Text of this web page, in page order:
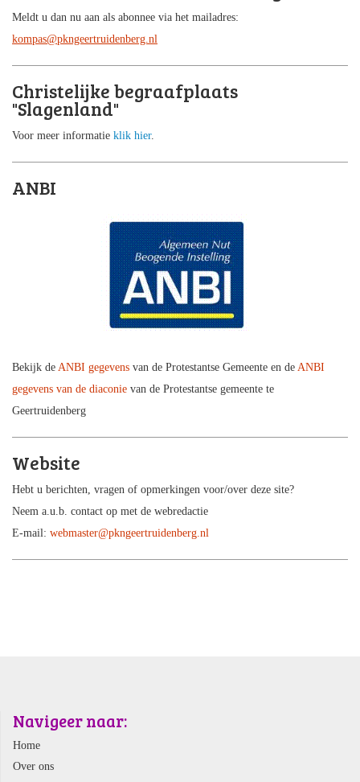
Meldt u dan nu aan als abonnee via het mailadres:
kompas@pkngeertruidenberg.nl
Christelijke begraafplaats
"Slagenland"
Voor meer informatie klik hier.
ANBI
Bekijk de ANBI gegevens van de Protestantse Gemeente en de ANBI
gegevens van de diaconie van de Protestantse gemeente te
Geertruidenberg
Website
Hebt u berichten, vragen of opmerkingen voor/over deze site?
Neem a.u.b. contact op met de webredactie
E-mail: webmaster@pkngeertruidenberg.nl
Navigeer naar:
Home
Over ons